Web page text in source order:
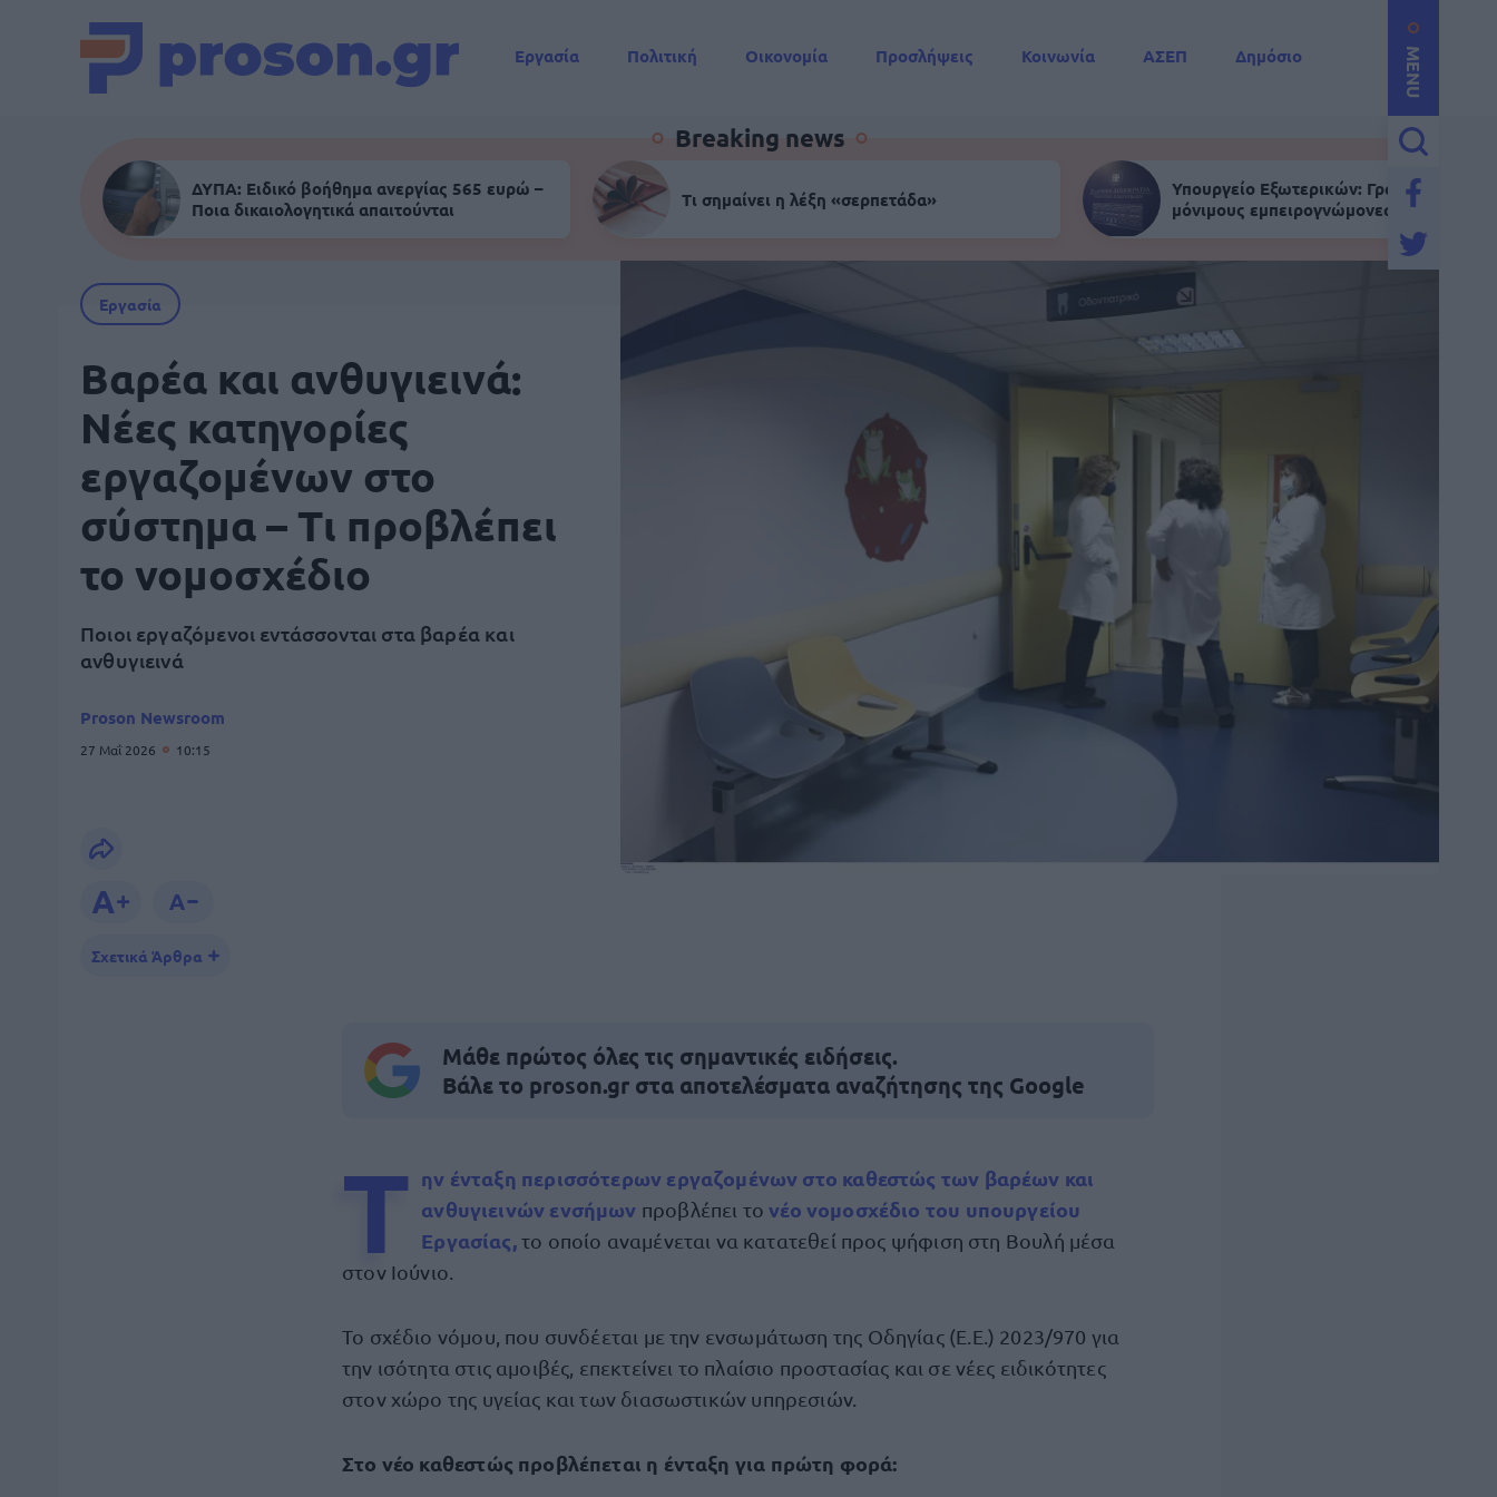
MENU
Εργασία Πολιτική Οικονομία Προσλήψεις Κοινωνία ΑΣΕΠ
Δημόσιο
Breaking news
ΔΥΠΑ: Ειδικό βοήθημα ανεργίας 565 ευρώ –
Ποια δικαιολογητικά απαιτούνται
Τι σημαίνει η λέξη «σερπετάδα»
Υπουργείο Εξωτερικών: Γραπτός για
μόνιμους εμπειρογνώμονες
Εργασία
Βαρέα και ανθυγιεινά:
Νέες κατηγορίες
εργαζομένων στο
σύστημα – Τι προβλέπει
το νομοσχέδιο
Ποιοι εργαζόμενοι εντάσσονται στα βαρέα και
ανθυγιεινά
Proson Newsroom
27 Μαΐ 2026 10:15
Σχετικά Άρθρα
Μάθε πρώτος όλες τις σημαντικές ειδήσεις.
Βάλε το proson.gr στα αποτελέσματα αναζήτησης της Google
Τ ην ένταξη περισσότερων εργαζομένων στο καθεστώς των βαρέων και
ανθυγιεινών ενσήμων προβλέπει το νέο νομοσχέδιο του υπουργείου
Εργασίας,το οποίο αναμένεται να κατατεθεί προς ψήφιση στη Βουλή μέσα
στον Ιούνιο.
Το σχέδιο νόμου, που συνδέεται με την ενσωμάτωση της Οδηγίας (Ε.Ε.) 2023/970 για
την ισότητα στις αμοιβές, επεκτείνει το πλαίσιο προστασίας και σε νέες ειδικότητες
στον χώρο της υγείας και των διασωστικών υπηρεσιών.
Στο νέο καθεστώς προβλέπεται η ένταξη για πρώτη φορά: